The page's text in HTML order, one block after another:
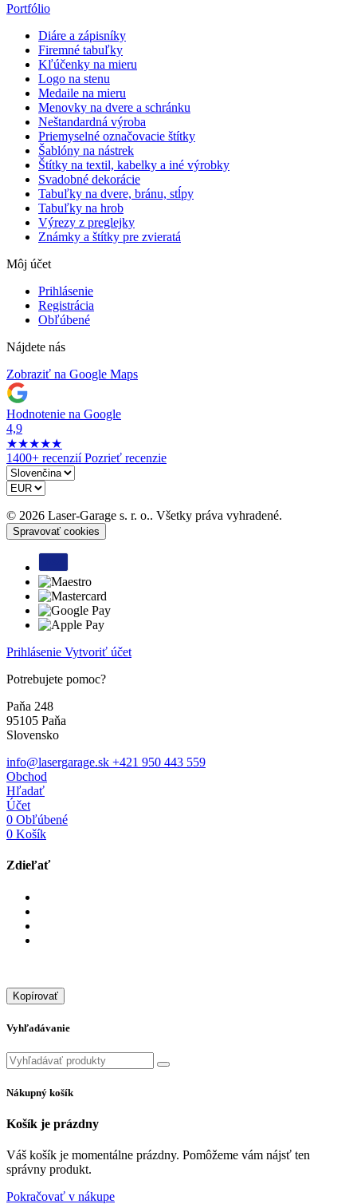
Portfólio
Diáre a zápisníky
Firemné tabuľky
Kľúčenky na mieru
Logo na stenu
Medaile na mieru
Menovky na dvere a schránku
Neštandardná výroba
Priemyselné označovacie štítky
Šablóny na nástrek
Štítky na textil, kabelky a iné výrobky
Svadobné dekorácie
Tabuľky na dvere, bránu, stĺpy
Tabuľky na hrob
Výrezy z preglejky
Známky a štítky pre zvieratá
Môj účet
Prihlásenie
Registrácia
Obľúbené
Nájdete nás
Zobraziť na Google Maps
Hodnotenie na Google
4,9
★★★★★
1400+ recenzií Pozrieť recenzie
© 2026 Laser-Garage s. r. o.. Všetky práva vyhradené.
Spravovať cookies
Prihlásenie Vytvoriť účet
Potrebujete pomoc?
Paňa 248
95105 Paňa
Slovensko
info@lasergarage.sk +421 950 443 559
Obchod
Hľadať
Účet
0 Obľúbené
0 Košík
Zdieľať
Kopírovať
Vyhľadávanie
Nákupný košík
Košík je prázdny
Váš košík je momentálne prázdny. Pomôžeme vám nájsť ten
správny produkt.
Pokračovať v nákupe